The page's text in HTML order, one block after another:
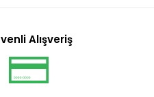
Alışveriş